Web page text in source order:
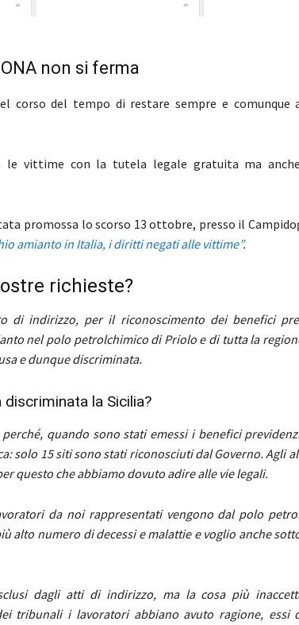
non si ferma
corso del tempo di restare sempre e comunque
le vittime con la tutela legale gratuita ma
promossa lo scorso 13 ottobre, presso il
amianto in Italia, i diritti negati alle vittime”.
richieste?
di indirizzo, per il riconoscimento dei benefici
nel polo petrolchimico di Priolo e di tutta la
e dunque discriminata.
la Sicilia?
quando sono stati emessi i benefici
solo 15 siti sono stati riconosciuti dal Governo. Agli
questo che abbiamo dovuto adire alle vie legali.
da noi rappresentati vengono dal polo
alto numero di decessi e malattie e voglio anche
dagli atti di indirizzo, ma la cosa più
tribunali i lavoratori abbiano avuto ragione, essi